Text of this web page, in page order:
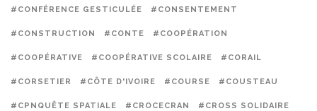
#CONFÉRENCE GESTICULÉE #CONSENTEMENT
#CONSTRUCTION #CONTE #COOPÉRATION
#COOPÉRATIVE #COOPÉRATIVE SCOLAIRE #CORAIL
#CORSETIER #CÔTE D'IVOIRE #COURSE #COUSTEAU
#CPNQUÊTE SPATIALE #CROCECRAN #CROSS SOLIDAIRE